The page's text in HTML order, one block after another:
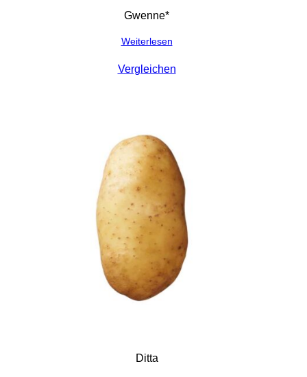
Gwenne*
Weiterlesen
Vergleichen
Ditta